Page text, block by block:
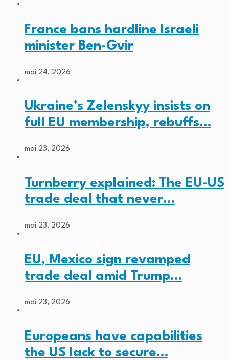
France bans hardline Israeli
minister Ben-Gvir
mai 24, 2026
Ukraine’s Zelenskyy insists on
full EU membership, rebuffs…
mai 23, 2026
Turnberry explained: The EU-US
trade deal that never…
mai 23, 2026
EU, Mexico sign revamped
trade deal amid Trump…
mai 23, 2026
Europeans have capabilities
the US lack to secure…